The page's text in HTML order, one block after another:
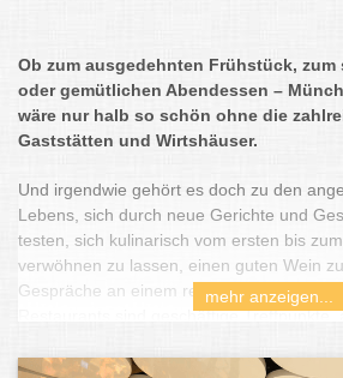
Ob zum ausgedehnten Frühstück,
oder gemütlichen Abendessen –
wäre nur halb so schön ohne die
Gaststätten und Wirtshäuser.
Und irgendwie gehört es doch zu den
Lebens, sich durch neue Gerichte und
testen, sich kulinarisch vom ersten bis
verwöhnen zu lassen, einen guten Wein
Gespräche an einem reich gedeckten
Restaurants sind geschäftige Treffpunkte,
Genuss näher, sind Veranstaltungsorte für
mehr anzeigen...